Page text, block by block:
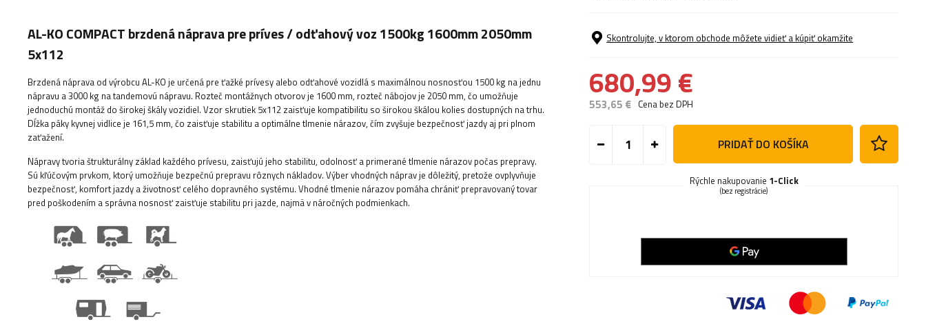
Skontrolujte, v ktorom obchode môžete vidieť a kúpiť okamžite
680,99 €
553,65 € Cena bez DPH
PRIDAŤ DO KOŠÍKA
Rýchle nakupovanie 1-Click
(bez registrácie)
AL-KO COMPACT brzdená náprava pre príves / odťahový voz 1500kg 1600mm 2050mm
5x112
Brzdená náprava od výrobcu AL-KO je určená pre ťažké prívesy alebo odťahové vozidlá s maximálnou nosnosťou 1500 kg na jednu
nápravu a 3000 kg na tandemovú nápravu. Rozteč montážnych otvorov je 1600 mm, rozteč nábojov je 2050 mm, čo umožňuje
jednoduchú montáž do širokej škály vozidiel. Vzor skrutiek 5x112 zaisťuje kompatibilitu so širokou škálou kolies dostupných na trhu.
Dĺžka páky kyvnej vidlice je 161,5 mm, čo zaisťuje stabilitu a optimálne tlmenie nárazov, čím zvyšuje bezpečnosť jazdy aj pri plnom
zaťažení.
Nápravy tvoria štrukturálny základ každého prívesu, zaisťujú jeho stabilitu, odolnosť a primerané tlmenie nárazov počas prepravy.
Sú kľúčovým prvkom, ktorý umožňuje bezpečnú prepravu rôznych nákladov. Výber vhodných náprav je dôležitý, pretože ovplyvňuje
bezpečnosť, komfort jazdy a životnosť celého dopravného systému. Vhodné tlmenie nárazov pomáha chrániť prepravovaný tovar
pred poškodením a správna nosnosť zaisťuje stabilitu pri jazde, najmä v náročných podmienkach.